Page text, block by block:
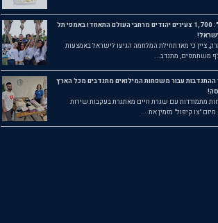
"התגלית של הקיץ": 1,700 צעירים יהודים מרחבי העולם התאחדו באמפי תל
ציין כי מאז תחילת המלחמה הגיעו לישראל באמצעות
ההתנדבות עבור משפחות המילואים מתנדבים מכל הארץ
מתמודדות עם שגרת חיים מאתגרת בעקבות שירות
"צו קיפול" מזמין את ...